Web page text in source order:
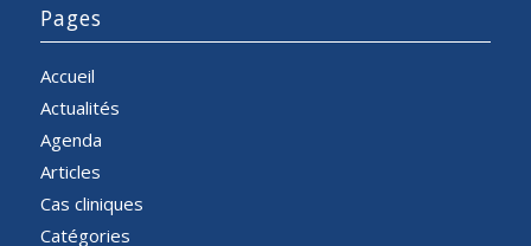
Pages
Accueil
Actualités
Agenda
Articles
Cas cliniques
Catégories